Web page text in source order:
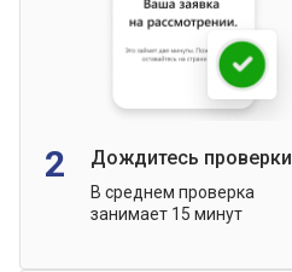
2 Дождитесь проверки
В среднем проверка
занимает 15 минут